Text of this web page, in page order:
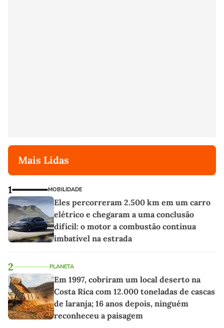
Mais Lidas
1 MOBILIDADE
Eles percorreram 2.500 km em um carro
elétrico e chegaram a uma conclusão
difícil: o motor a combustão continua
imbatível na estrada
2 PLANETA
Em 1997, cobriram um local deserto na
Costa Rica com 12.000 toneladas de cascas
de laranja; 16 anos depois, ninguém
reconheceu a paisagem